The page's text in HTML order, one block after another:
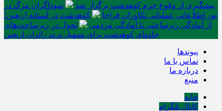
پیشگیری از وقوع جرم کوهدشت برگزار شد
سوداگران مرگ در
تور اطلاعاتی عملیاتی تکاوران فراجا
کوهدشت در آستانه اربعین؛
از آمادگی زیرساختی تا آمادگی مردمی
تحول در زیرساخت‌های
جاده‌ای کوهدشت برای تسهیل تردد زائران اربعین
پیوندها
تماس با ما
درباره ما
منبع
خانه
کانال تلگرام